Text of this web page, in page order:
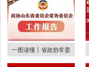
一图读懂丨省政协常委